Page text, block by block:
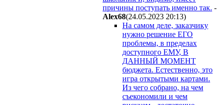
причины поступать именно так. -
Alex68(24.05.2023 20:13)
На самом деле, заказчику
нужно решение ЕГО
проблемы, в пределах
доступного ЕМУ, В
ДАННЫЙ МОМЕНТ
бюджета. Естественно, это
игра открытыми картами.
Из чего собрано, на чем
съекономили и чем